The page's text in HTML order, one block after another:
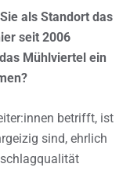
als Standort das
seit 2006
Mühlviertel ein
betrifft, ist
sind, ehrlich